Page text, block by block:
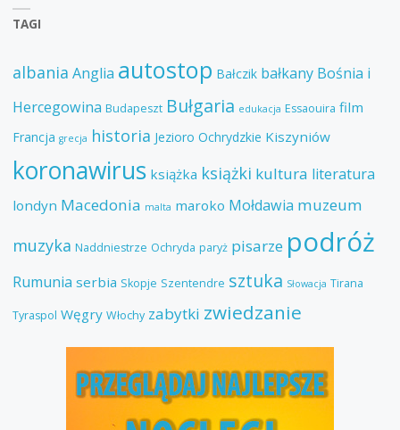
TAGI
albania Anglia autostop Bałczik bałkany Bośnia i
Hercegowina Budapeszt Bułgaria edukacja Essaouira film
Francja grecja historia Jezioro Ochrydzkie Kiszyniów
koronawirus książka książki kultura literatura
londyn Macedonia malta maroko Mołdawia muzeum
muzyka Naddniestrze Ochryda paryż pisarze podróż
Rumunia serbia Skopje Szentendre sztuka Słowacja Tirana
Tyraspol Węgry Włochy zabytki zwiedzanie